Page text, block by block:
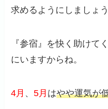
求めるようにしましょう
『参宿』を快く助けて
にいますからね。
4月 、5月 はやや運気が